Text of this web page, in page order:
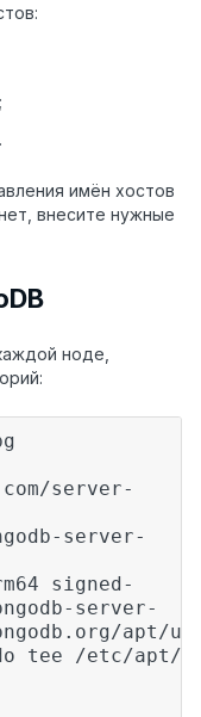
;
.
имён хостов
внесите нужные
ноде,
server-
server-
signed-
server-
apt/
tee /etc/apt/